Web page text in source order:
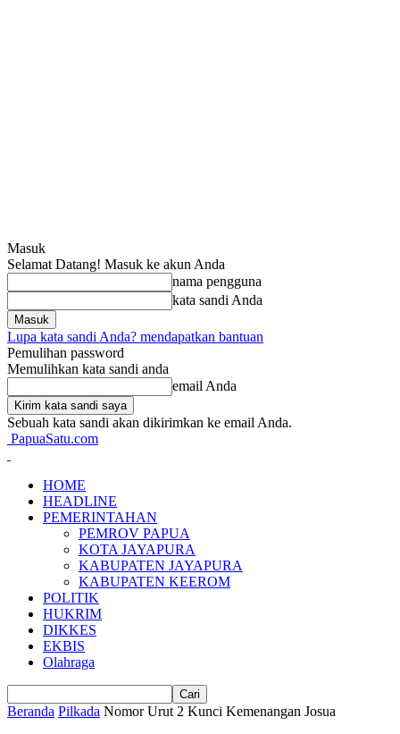
Masuk
Selamat Datang! Masuk ke akun Anda
nama pengguna
kata sandi Anda
Lupa kata sandi Anda? mendapatkan bantuan
Pemulihan password
Memulihkan kata sandi anda
email Anda
Sebuah kata sandi akan dikirimkan ke email Anda.
PapuaSatu.com
HOME
HEADLINE
PEMERINTAHAN
PEMROV PAPUA
KOTA JAYAPURA
KABUPATEN JAYAPURA
KABUPATEN KEEROM
POLITIK
HUKRIM
DIKKES
EKBIS
Olahraga
Beranda Pilkada Nomor Urut 2 Kunci Kemenangan Josua